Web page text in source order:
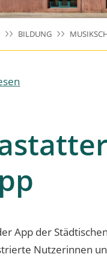
BILDUNG
App der
Nutzerinnen